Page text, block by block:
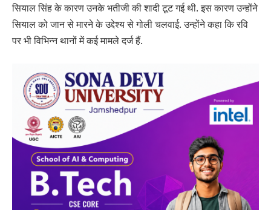
सियाल सिंह के कारण उनके भतीजी की शादी टूट गई थी. इस कारण उन्होंने
सियाल को जान से मारने के उद्देश्य से गोली चलवाई. उन्होंने कहा कि रवि
पर भी विभिन्न थानों में कई मामले दर्ज हैं.